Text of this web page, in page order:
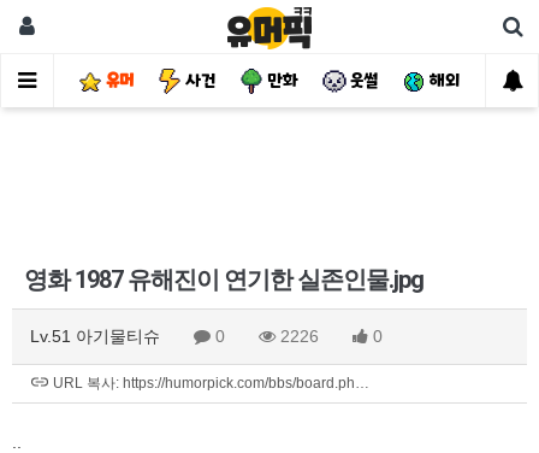
유머 사건 만화 웃썰 해외 핫
영화 1987 유해진이 연기한 실존인물.jpg
Lv.51 아기물티슈 0 2226 0
URL 복사: https://humorpick.com/bbs/board.ph…